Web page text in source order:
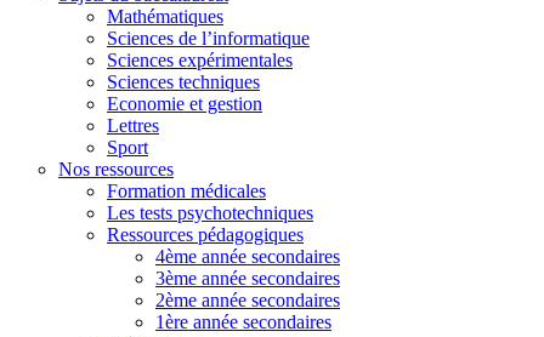
Mathématiques
Sciences de l’informatique
Sciences expérimentales
Sciences techniques
Economie et gestion
Lettres
Sport
Nos ressources
Formation médicales
Les tests psychotechniques
Ressources pédagogiques
4ème année secondaires
3ème année secondaires
2ème année secondaires
1ère année secondaires